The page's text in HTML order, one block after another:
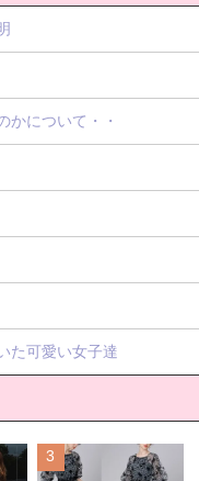
かについて・・
た可愛い女子達
3